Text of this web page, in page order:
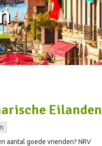
Eilanden
aantal goede vrienden? NRV